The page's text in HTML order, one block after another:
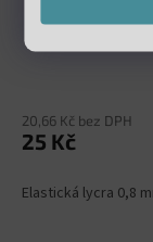
20,66 Kč bez DPH
25 Kč
Elastická lycra 0,8